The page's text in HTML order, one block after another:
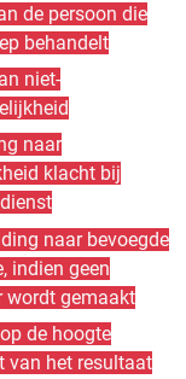
de persoon die
behandelt
niet-
naar
klacht bij
naar bevoegde
indien geen
wordt gemaakt
de hoogte
van het resultaat